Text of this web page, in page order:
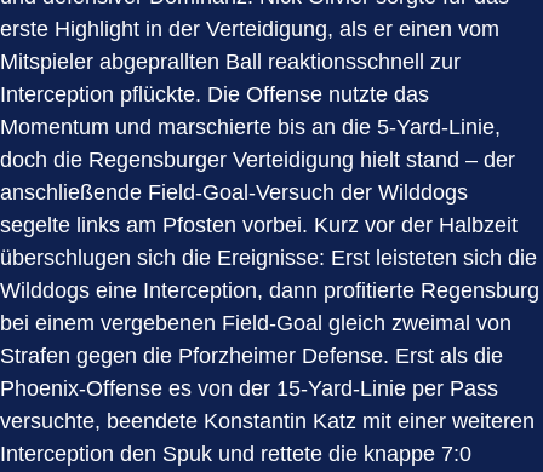
erste Highlight in der Verteidigung, als er einen vom
Mitspieler abgeprallten Ball reaktionsschnell zur
Interception pflückte. Die Offense nutzte das
Momentum und marschierte bis an die 5-Yard-Linie,
doch die Regensburger Verteidigung hielt stand – der
anschließende Field-Goal-Versuch der Wilddogs
segelte links am Pfosten vorbei. Kurz vor der Halbzeit
überschlugen sich die Ereignisse: Erst leisteten sich die
Wilddogs eine Interception, dann profitierte Regensburg
bei einem vergebenen Field-Goal gleich zweimal von
Strafen gegen die Pforzheimer Defense. Erst als die
Phoenix-Offense es von der 15-Yard-Linie per Pass
versuchte, beendete Konstantin Katz mit einer weiteren
Interception den Spuk und rettete die knappe 7:0